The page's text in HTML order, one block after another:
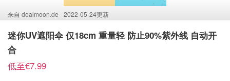
来自 dealmoon.de 2022-05-24更新
迷你UV遮阳伞 仅18cm 重量轻 防止90%紫外线 自动开
合
低至€7.99